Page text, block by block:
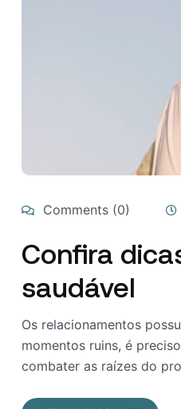
Comments (0)
Confira
saudável
Os relacionamentos
momentos ruins, é
combater as raízes do